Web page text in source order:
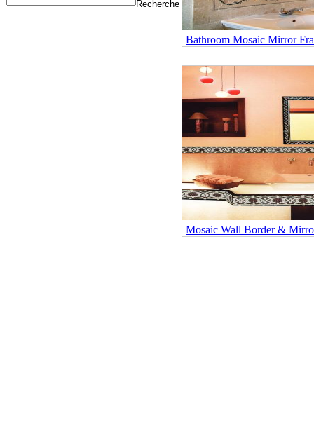
Bathroom Mosaic Mirror
Mosaic Wall Border &